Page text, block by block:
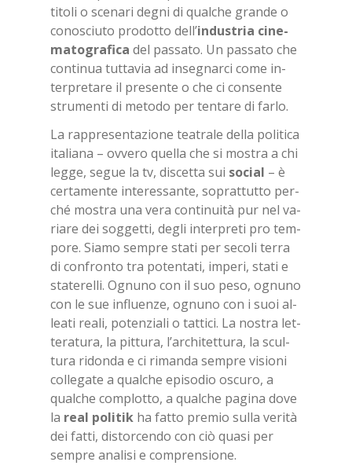
ti­to­li o sce­na­ri de­gni di qual­che gran­de o
co­no­sciu­to pro­dot­to dell’in­du­stria ci­ne­
ma­to­gra­fi­ca del pas­sa­to. Un pas­sa­to che
con­ti­nua tut­ta­via ad in­se­gnar­ci come in­
ter­pre­ta­re il pre­sen­te o che ci con­sen­te
stru­men­ti di me­to­do per ten­ta­re di far­lo.
La rap­pre­sen­ta­zio­ne tea­tra­le del­la po­li­ti­ca
ita­lia­na – ov­ve­ro quel­la che si mo­stra a chi
leg­ge, se­gue la tv, di­scet­ta sui so­cial – è
cer­ta­men­te in­te­res­san­te, so­prat­tut­to per­
ché mo­stra una vera con­ti­nui­tà pur nel va­
ria­re dei sog­get­ti, de­gli in­ter­pre­ti pro tem­
po­re. Sia­mo sem­pre sta­ti per se­co­li ter­ra
di con­fron­to tra po­ten­ta­ti, im­pe­ri, sta­ti e
sta­te­rel­li. Ognu­no con il suo peso, ognu­no
con le sue in­fluen­ze, ognu­no con i suoi al­
lea­ti rea­li, po­ten­zia­li o tat­ti­ci. La no­stra let­
te­ra­tu­ra, la pit­tu­ra, l’ar­chi­tet­tu­ra, la scul­
tu­ra ri­don­da e ci ri­man­da sem­pre vi­sio­ni
col­le­ga­te a qual­che epi­so­dio oscu­ro, a
qual­che com­plot­to, a qual­che pa­gi­na dove
la real po­li­tik ha fat­to pre­mio sul­la ve­ri­tà
dei fat­ti, di­stor­cen­do con ciò qua­si per
sem­pre ana­li­si e com­pren­sio­ne.